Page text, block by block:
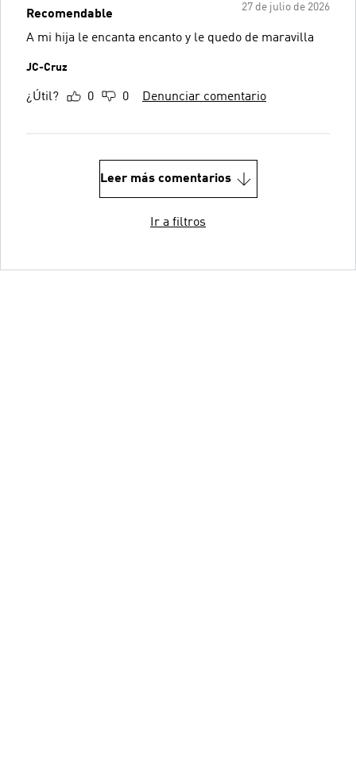
27 de julio de 2026
Recomendable
A mi hija le encanta encanto y le quedo de maravilla
JC-Cruz
¿Útil? 0 0 Denunciar comentario
Leer más comentarios
Ir a filtros